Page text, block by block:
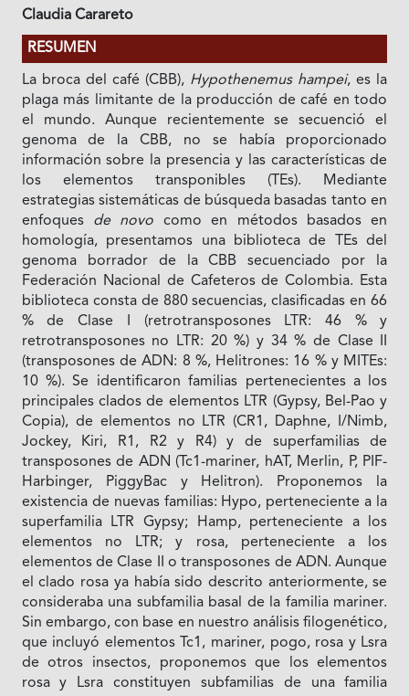
Claudia Carareto
RESUMEN
La broca del café (CBB), Hypothenemus hampei, es la
plaga más limitante de la producción de café en todo
el mundo. Aunque recientemente se secuenció el
genoma de la CBB, no se había proporcionado
información sobre la presencia y las características de
los elementos transponibles (TEs). Mediante
estrategias sistemáticas de búsqueda basadas tanto en
enfoques de novo como en métodos basados en
homología, presentamos una biblioteca de TEs del
genoma borrador de la CBB secuenciado por la
Federación Nacional de Cafeteros de Colombia. Esta
biblioteca consta de 880 secuencias, clasificadas en 66
% de Clase I (retrotransposones LTR: 46 % y
retrotransposones no LTR: 20 %) y 34 % de Clase II
(transposones de ADN: 8 %, Helitrones: 16 % y MITEs:
10 %). Se identificaron familias pertenecientes a los
principales clados de elementos LTR (Gypsy, Bel-Pao y
Copia), de elementos no LTR (CR1, Daphne, I/Nimb,
Jockey, Kiri, R1, R2 y R4) y de superfamilias de
transposones de ADN (Tc1-mariner, hAT, Merlin, P, PIF-
Harbinger, PiggyBac y Helitron). Proponemos la
existencia de nuevas familias: Hypo, perteneciente a la
superfamilia LTR Gypsy; Hamp, perteneciente a los
elementos no LTR; y rosa, perteneciente a los
elementos de Clase II o transposones de ADN. Aunque
el clado rosa ya había sido descrito anteriormente, se
consideraba una subfamilia basal de la familia mariner.
Sin embargo, con base en nuestro análisis filogenético,
que incluyó elementos Tc1, mariner, pogo, rosa y Lsra
de otros insectos, proponemos que los elementos
rosa y Lsra constituyen subfamilias de una familia